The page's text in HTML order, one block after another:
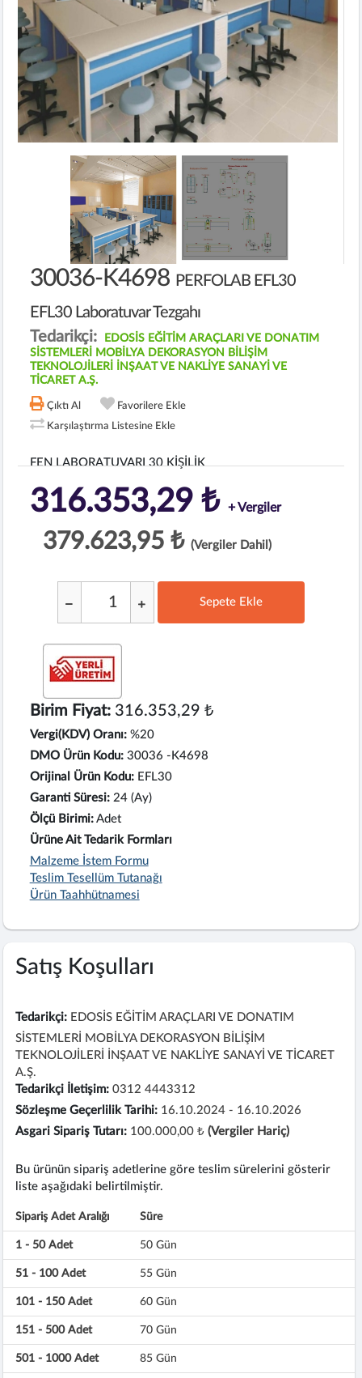
30036-K4698 PERFOLAB EFL30
EFL30 Laboratuvar Tezgahı
Tedarikçi:
EDOSİS EĞİTİM ARAÇLARI VE DONATIM
SİSTEMLERİ MOBİLYA DEKORASYON BİLİŞİM
TEKNOLOJİLERİ İNŞAAT VE NAKLİYE SANAYİ VE
TİCARET A.Ş.
Çıktı Al
Favorilere Ekle
Karşılaştırma Listesine Ekle
FEN LABORATUVARI 30 KİŞİLİK
316.353,29 ₺ + Vergiler
379.623,95 ₺ (Vergiler Dahil)
Sepete Ekle
Birim Fiyat:316.353,29 ₺
Vergi(KDV) Oranı: %20
DMO Ürün Kodu: 30036 -K4698
Orijinal Ürün Kodu: EFL30
Garanti Süresi: 24 (Ay)
Ölçü Birimi: Adet
Ürüne Ait Tedarik Formları
Malzeme İstem Formu
Teslim Tesellüm Tutanağı
Ürün Taahhütnamesi
Satış Koşulları
Tedarikçi: EDOSİS EĞİTİM ARAÇLARI VE DONATIM
SİSTEMLERİ MOBİLYA DEKORASYON BİLİŞİM
TEKNOLOJİLERİ İNŞAAT VE NAKLİYE SANAYİ VE TİCARET
A.Ş.
Tedarikçi İletişim: 0312 4443312
Sözleşme Geçerlilik Tarihi: 16.10.2024 - 16.10.2026
Asgari Sipariş Tutarı: 100.000,00 ₺(Vergiler Hariç)
Bu ürünün sipariş adetlerine göre teslim sürelerini gösterir
liste aşağıdaki belirtilmiştir.
Sipariş Adet Aralığı Süre
1 - 50 Adet 50 Gün
51 - 100 Adet 55 Gün
101 - 150 Adet 60 Gün
151 - 500 Adet 70 Gün
501 - 1000 Adet 85 Gün